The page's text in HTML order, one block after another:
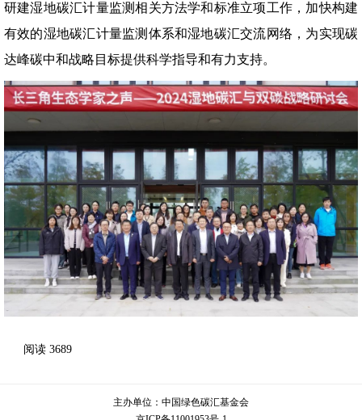
研建湿地碳汇计量监测相关方法学和标准立项工作，加快构建
有效的湿地碳汇计量监测体系和湿地碳汇交流网络，为实现碳
达峰碳中和战略目标提供科学指导和有力支持。
阅读 3689
主办单位： 中国绿色碳汇基金会